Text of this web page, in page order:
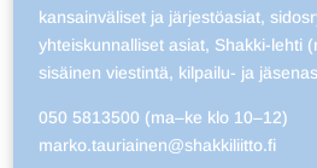
kansainväliset ja järjestöasiat,
yhteiskunnalliset asiat, Shakki-lehti
sisäinen viestintä, kilpailu- ja
050 5813500 (ma–ke klo 10–12)
marko.tauriainen@shakkiliitto.fi